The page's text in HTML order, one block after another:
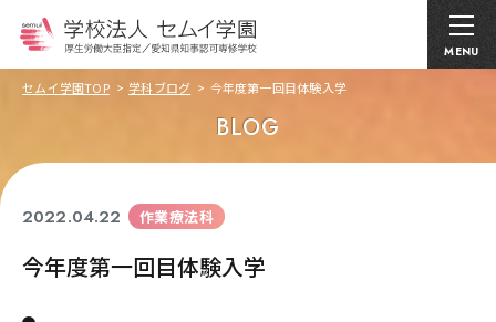
MENU
セムイ学園TOP 学科ブログ 今年度第一回目体験入学
BLOG
2022.04.22 作業療法科
今年度第一回目体験入学